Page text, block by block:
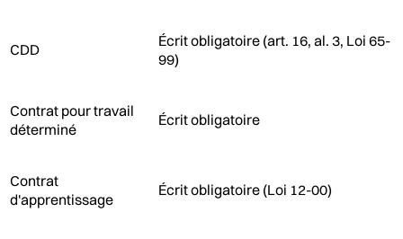
CDD
Écrit obligatoire (art. 16, al. 3, Loi 65-
99)
Contrat pour travail
déterminé
Écrit obligatoire
Contrat
d'apprentissage
Écrit obligatoire (Loi 12-00)